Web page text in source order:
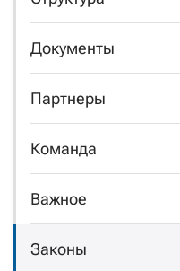
Документы
Партнеры
Команда
Важное
Законы